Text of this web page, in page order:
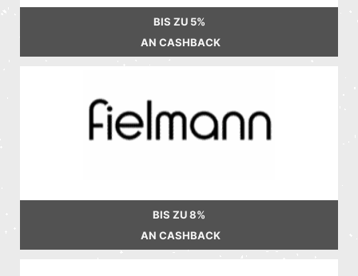
BIS ZU 5%
AN CASHBACK
BIS ZU8%
AN CASHBACK